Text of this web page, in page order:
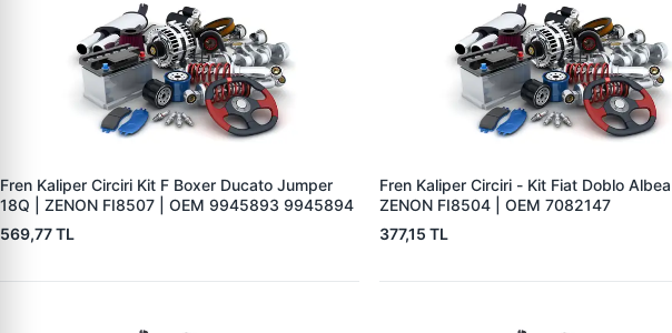
Fren Kaliper Circiri Kit F Boxer Ducato Jumper
18Q | ZENON FI8507 | OEM 9945893 9945894
569,77 TL
Fren Kaliper Circiri - Kit Fiat Doblo Albea |
ZENON FI8504 | OEM 7082147
377,15 TL